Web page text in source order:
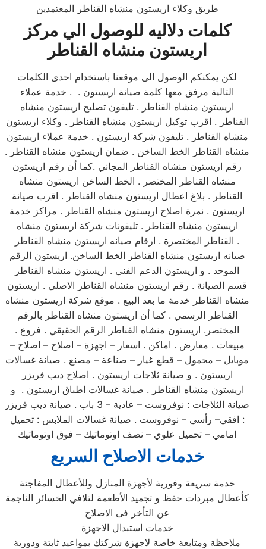
طريق وكلاء اريستون منشاه القناطر المعتمدين
كلمات دلاليه للوصول الي مركز
اريستون منشاه القناطر
لكن يمكنكم الوصول الى موقعنا باستخدام احدى الكلمات
التالية مرفق معها كلمة صيانة اريستون . . خدمة عملاء
اريستون منشاه القناطر . تليفون تصليح اريستون منشاه
القناطر . اقرب توكيل اريستون منشاه القناطر . وكلاء اريستون
منشاه القناطر . تليفون شركة اريستون . خدمة عملاء اريستون
منشاه القناطر الخط الساخن . ضمان اريستون منشاه القناطر .
رقم اريستون منشاه القناطر المجاني .كما أن رقم اريستون
منشاه القناطر المختصر . الخط الساخن اريستون منشاه
القناطر . بلاغ اعطال اريستون منشاه القناطر . اقرب صيانة
اريستون . نمرة اصلاح اريستون منشاه القناطر . مراكز خدمة
اريستون منشاه القناطر . تليفونات شركة اريستون منشاه
القناطر المختصرة . ارقام صيانه اريستون منشاه القناطر .
صيانه اريستون منشاه القناطر الخط الساخن. اريستون الرقم
الموحد . و اريستون الدعم الفني . اريستون منشاه القناطر
قسم الصيانة . رقم اريستون منشاه القناطر الاصلي . اريستون
منشاه القناطر خدمة ما بعد البيع . موقع شركة اريستون منشاه
القناطر الرسمي . كما أن اريستون منشاه القناطر بالرقم
المختصر. اريستون منشاه القناطر الرقم الحقيقي . فروع .
مبيعات . معارض . اماكن . اسعار – اجهزة – اصلاح – اصلاح –
موبايل – محمول – قطع غيار – صناعة – مصنع . صيانة غسالات
اريستون . و صيانة ثلاجات اريستون . اصلاح ديب فريزر
اريستون منشاه القناطر . صيانة غسالات اطباق اريستون . و
صيانة الثلاجات : نوفروست – عادية – 3 باب . صيانة ديب فريزر
: افقي– رأسي – نوفروست . صيانة غسالات الملابس : تحميل
امامي – تحميل علوي – نصف اوتوماتيك – فوق اوتوماتيك
خدمات الاصلاح السريع
خدمة سريعة وفورية لأجهزة المنازل وللأعطال المفاجئة
كأعطال مبردات حفظ و تجميد الأطعمة لتلافي الخسائر الناجمة
عن التأخر فى الاصلاح
خدمات استبدال الاجهزة
ملاحظة ومتابعة خاصة لاجهزة شركتك بمواعيد ثابتة ودورية